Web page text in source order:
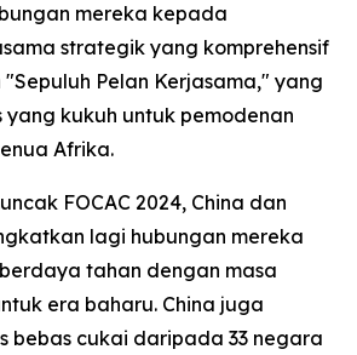
mereka kepada
strategik yang komprehensif
Pelan Kerjasama," yang
yang kukuh untuk pemodenan
Afrika.
FOCAC 2024, China dan
lagi hubungan mereka
tahan dengan masa
era baharu. China juga
bebas cukai daripada 33 negara